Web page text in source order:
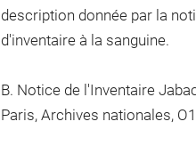
description donnée par la
d'inventaire à la sanguine.
B. Notice de l'Inventaire
Paris, Archives nationales,